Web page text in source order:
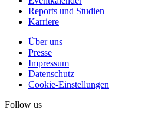
Reports und Studien
Karriere
Über uns
Presse
Impressum
Datenschutz
Cookie-Einstellungen
Follow us